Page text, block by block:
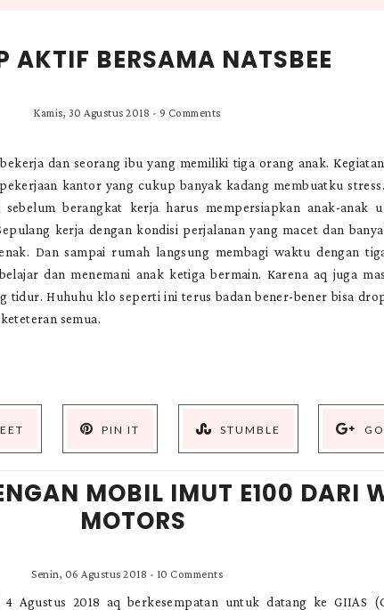
AKTIF BERSAMA NATSBEE
Kamis, 30 Agustus 2018 - 9 Comments
dan seorang ibu yang memiliki tiga orang anak.
kantor yang cukup banyak kadang membuatku
berangkat kerja harus mempersiapkan anak-anak
kerja dengan kondisi perjalanan yang macet dan
Dan sampai rumah langsung membagi waktu dengan
dan menemani anak ketiga bermain. Karena aq juga
tidur. Huhuhu klo seperti ini terus badan bener-bener bisa
semua.
PIN IT STUMBLE
MOBIL IMUT E100 DARI
MOTORS
Senin, 06 Agustus 2018 - 10 Comments
Agustus 2018 aq berkesempatan untuk datang ke GIIAS